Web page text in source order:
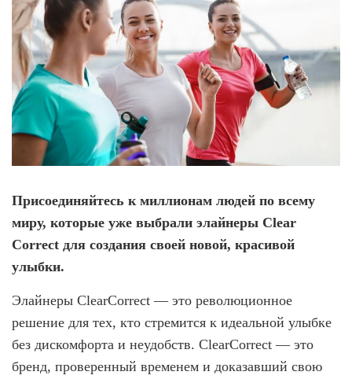
Присоединяйтесь к миллионам людей по всему
миру, которые уже выбрали элайнеры Clear
Correct для создания своей новой, красивой
улыбки.
Элайнеры ClearCorrect — это революционное
решение для тех, кто стремится к идеальной улыбке
без дискомфорта и неудобств. ClearCorrect — это
бренд, проверенный временем и доказавший свою